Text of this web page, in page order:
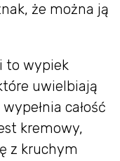
że można ją
to wypiek
uwielbiają
całość
kremowy,
z kruchym